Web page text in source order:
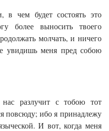
чем будет состоять это
более выносить твоего
молчать, и ничего
увидишь меня пред собою
разлучит с тобою тот
повсюду; ибо я принадлежу
И вот, когда меня